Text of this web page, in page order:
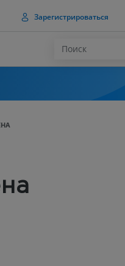
Зарегистрироваться